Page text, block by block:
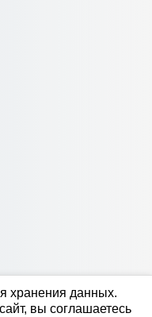
хранения данных.
вы соглашаетесь